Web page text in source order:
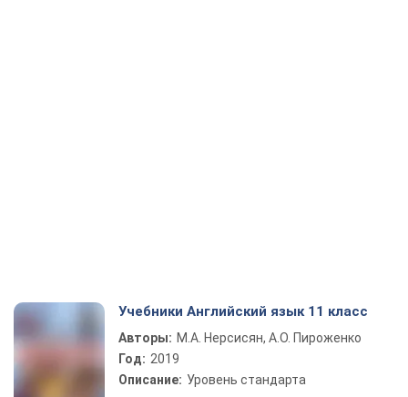
Учебники Английский язык 11 класс
Авторы: М.А. Нерсисян, А.О. Пироженко
Год: 2019
Описание: Уровень стандарта